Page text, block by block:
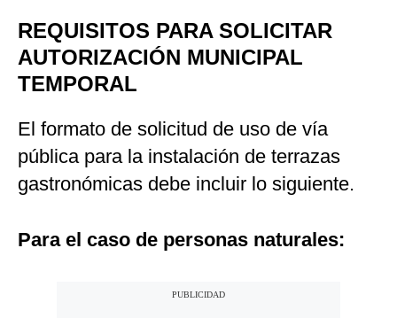
REQUISITOS PARA SOLICITAR
AUTORIZACIÓN MUNICIPAL
TEMPORAL
El formato de solicitud de uso de vía
pública para la instalación de terrazas
gastronómicas debe incluir lo siguiente.
Para el caso de personas naturales: